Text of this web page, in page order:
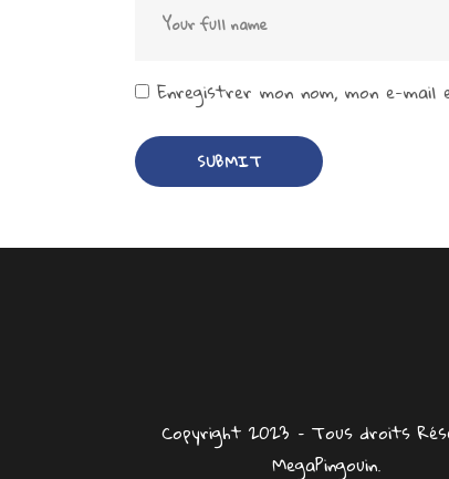
Enregistrer mon nom, mon e-
Copyright 2023 – Tous droits
MegaPingouin.